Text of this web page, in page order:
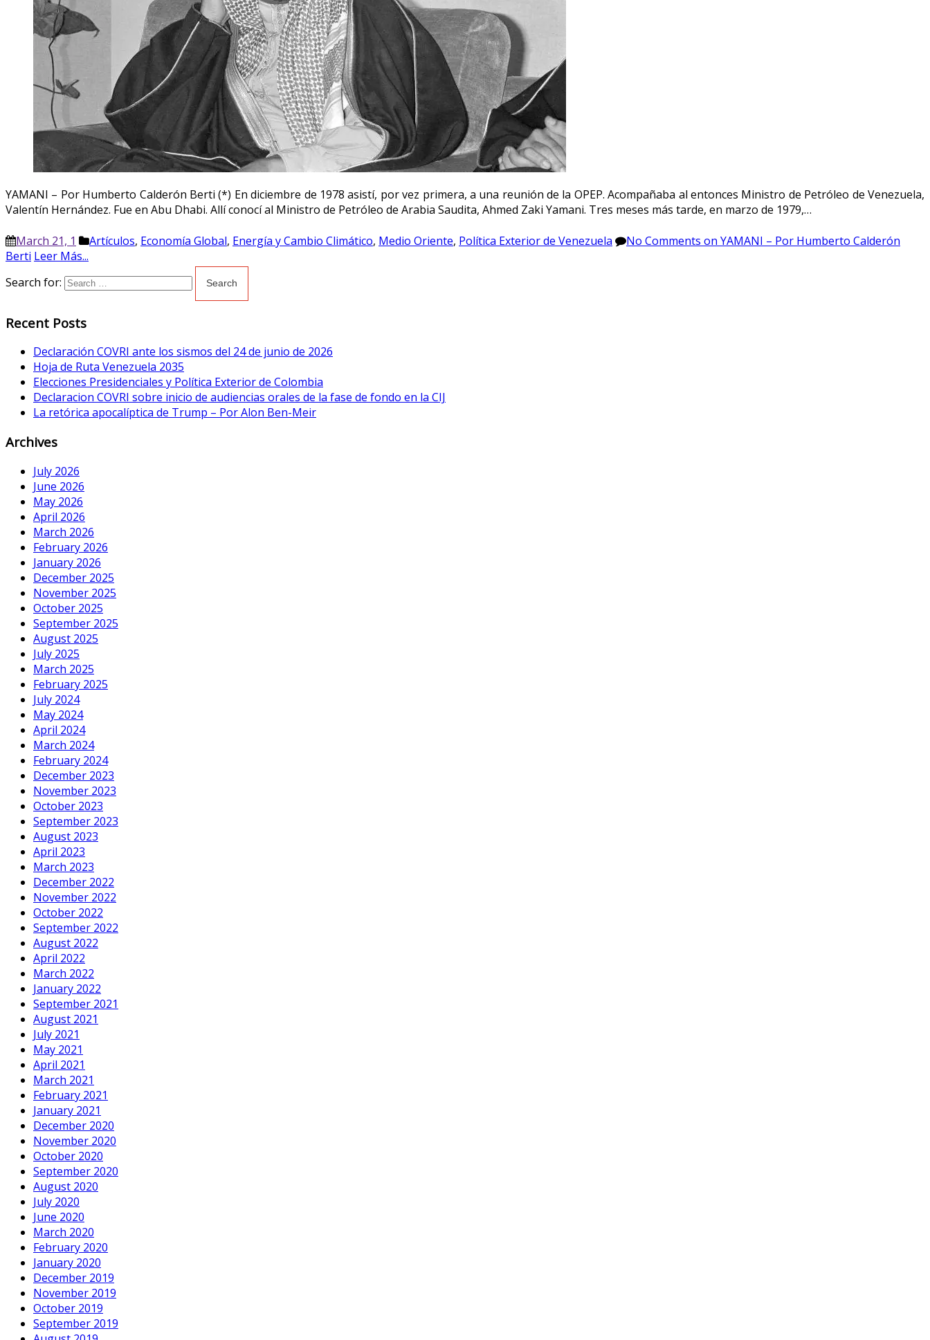
YAMANI – Por Humberto Calderón Berti (*) En diciembre de 1978 asistí, por vez primera, a una reunión de la OPEP. Acompañaba al entonces Ministro de Petróleo de Venezuela,
Valentín Hernández. Fue en Abu Dhabi. Allí conocí al Ministro de Petróleo de Arabia Saudita, Ahmed Zaki Yamani. Tres meses más tarde, en marzo de 1979,…
March 21, 1 Artículos, Economía Global, Energía y Cambio Climático, Medio Oriente, Política Exterior de Venezuela No Comments on YAMANI – Por Humberto Calderón
Berti Leer Más...
Search for:
Recent Posts
Declaración COVRI ante los sismos del 24 de junio de 2026
Hoja de Ruta Venezuela 2035
Elecciones Presidenciales y Política Exterior de Colombia
Declaracion COVRI sobre inicio de audiencias orales de la fase de fondo en la CIJ
La retórica apocalíptica de Trump – Por Alon Ben-Meir
Archives
July 2026
June 2026
May 2026
April 2026
March 2026
February 2026
January 2026
December 2025
November 2025
October 2025
September 2025
August 2025
July 2025
March 2025
February 2025
July 2024
May 2024
April 2024
March 2024
February 2024
December 2023
November 2023
October 2023
September 2023
August 2023
April 2023
March 2023
December 2022
November 2022
October 2022
September 2022
August 2022
April 2022
March 2022
January 2022
September 2021
August 2021
July 2021
May 2021
April 2021
March 2021
February 2021
January 2021
December 2020
November 2020
October 2020
September 2020
August 2020
July 2020
June 2020
March 2020
February 2020
January 2020
December 2019
November 2019
October 2019
September 2019